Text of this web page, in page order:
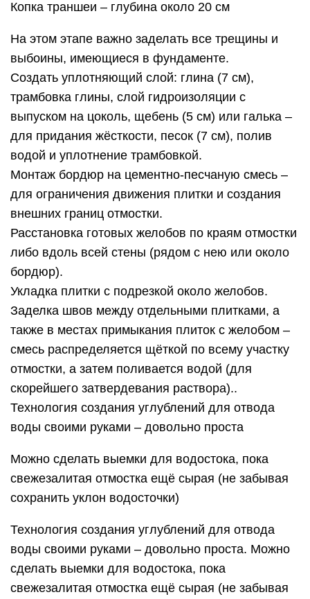
Копка траншеи – глубина около 20 см
На этом этапе важно заделать все трещины и
выбоины, имеющиеся в фундаменте.
Создать уплотняющий слой: глина (7 см),
трамбовка глины, слой гидроизоляции с
выпуском на цоколь, щебень (5 см) или галька –
для придания жёсткости, песок (7 см), полив
водой и уплотнение трамбовкой.
Монтаж бордюр на цементно-песчаную смесь –
для ограничения движения плитки и создания
внешних границ отмостки.
Расстановка готовых желобов по краям отмостки
либо вдоль всей стены (рядом с нею или около
бордюр).
Укладка плитки с подрезкой около желобов.
Заделка швов между отдельными плитками, а
также в местах примыкания плиток с желобом –
смесь распределяется щёткой по всему участку
отмостки, а затем поливается водой (для
скорейшего затвердевания раствора)..
Технология создания углублений для отвода
воды своими руками – довольно проста
Можно сделать выемки для водостока, пока
свежезалитая отмостка ещё сырая (не забывая
сохранить уклон водосточки)
Технология создания углублений для отвода
воды своими руками – довольно проста. Можно
сделать выемки для водостока, пока
свежезалитая отмостка ещё сырая (не забывая